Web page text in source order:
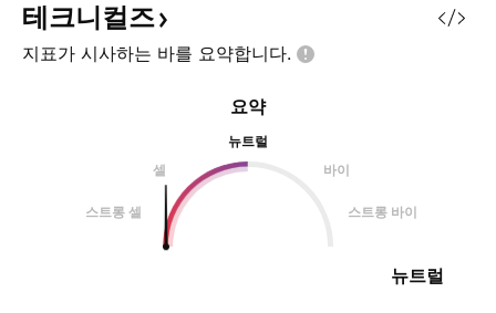
테크니컬즈
지표가 시사하는 바를 요약합니다.
요약
뉴트럴
셀
바이
스트롱 셀 스트롱 바이
뉴트럴